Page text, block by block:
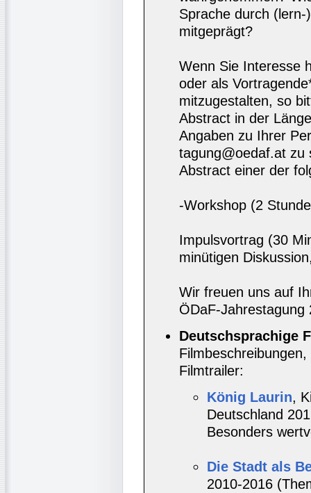
Sprache durch
mitgeprägt?
Wenn Sie Interesse
oder als
mitzugestalten, so
Abstract in der
Angaben zu Ihrer
tagung@oedaf.at zu
Abstract einer der
-Workshop (2
Impulsvortrag (30
minütigen
Wir freuen uns auf
ÖDaF-Jahrestagung
Deutschsprachige
Filmtrailer:
König Laurin,
Deutschland
Besonders
Die Stadt als
2010-2016